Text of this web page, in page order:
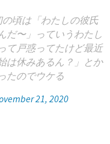
頃は「わたしの彼氏
だ〜」っていうわたし
て戸惑ってたけど最近
は休みあるん？」とか
たのでウケる
21, 2020